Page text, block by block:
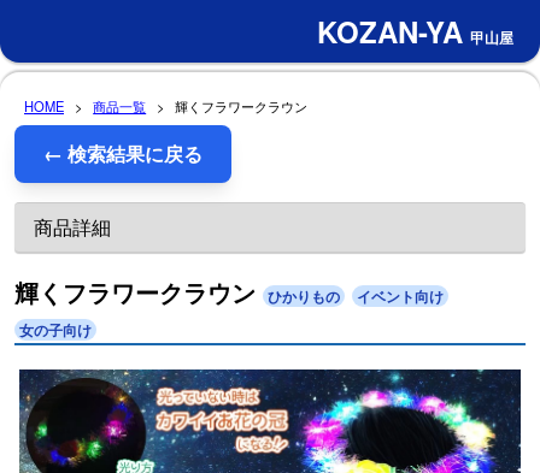
KOZAN-YA 甲山屋
HOME > 商品一覧 > 輝くフラワークラウン
← 検索結果に戻る
商品詳細
輝くフラワークラウン ひかりもの
イベント向け
女の子向け